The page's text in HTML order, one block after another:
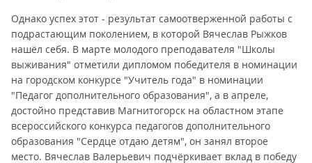
Однако успех этот - результат самоотверженной работы с
подрастающим поколением, в которой Вячеслав Рыжков
нашёл себя. В марте молодого преподавателя "Школы
выживания" отметили дипломом победителя в номинации
на городском конкурсе "Учитель года" в номинации
"Педагог дополнительного образования", а в апреле,
достойно представив Магнитогорск на областном этапе
всероссийского конкурса педагогов дополнительного
образования "Сердце отдаю детям", он занял второе
место. Вячеслав Валерьевич подчёркивает вклад в победу